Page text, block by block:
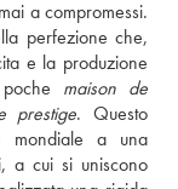
a compromessi.
perfezione che,
e la produzione
maison de
prestige. Questo
mondiale a una
a cui si uniscono